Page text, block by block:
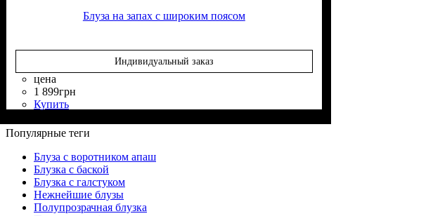
Блуза на запах с широким поясом
Индивидуальный заказ
цена
1 899грн
Купить
Популярные теги
Блуза с воротником апаш
Блузка с баской
Блузка с галстуком
Нежнейшие блузы
Полупрозрачная блузка